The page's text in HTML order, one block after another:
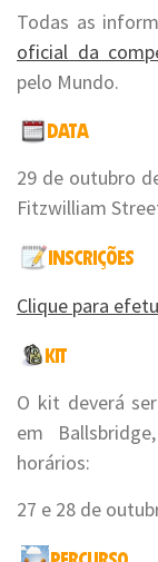
Todas as
oficial da
pelo Mundo.
29 de outubro
Fitzwilliam
Clique para
O kit deverá
em
horários:
27 e 28 de